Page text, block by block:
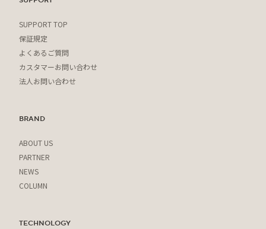
SUPPORT TOP
保証規定
よくあるご質問
カスタマーお問い合わせ
法人お問い合わせ
BRAND
ABOUT US
PARTNER
NEWS
COLUMN
TECHNOLOGY